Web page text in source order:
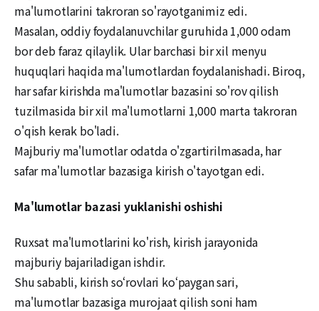
ma'lumotlarini takroran so'rayotganimiz edi.
Masalan, oddiy foydalanuvchilar guruhida 1,000 odam
bor deb faraz qilaylik. Ular barchasi bir xil menyu
huquqlari haqida ma'lumotlardan foydalanishadi. Biroq,
har safar kirishda ma'lumotlar bazasini so'rov qilish
tuzilmasida bir xil ma'lumotlarni 1,000 marta takroran
o'qish kerak bo'ladi.
Majburiy ma'lumotlar odatda o'zgartirilmasada, har
safar ma'lumotlar bazasiga kirish o'tayotgan edi.
Ma'lumotlar bazasi yuklanishi oshishi
Ruxsat ma'lumotlarini ko'rish, kirish jarayonida
majburiy bajariladigan ishdir.
Shu sababli, kirish so‘rovlari ko‘paygan sari,
ma'lumotlar bazasiga murojaat qilish soni ham